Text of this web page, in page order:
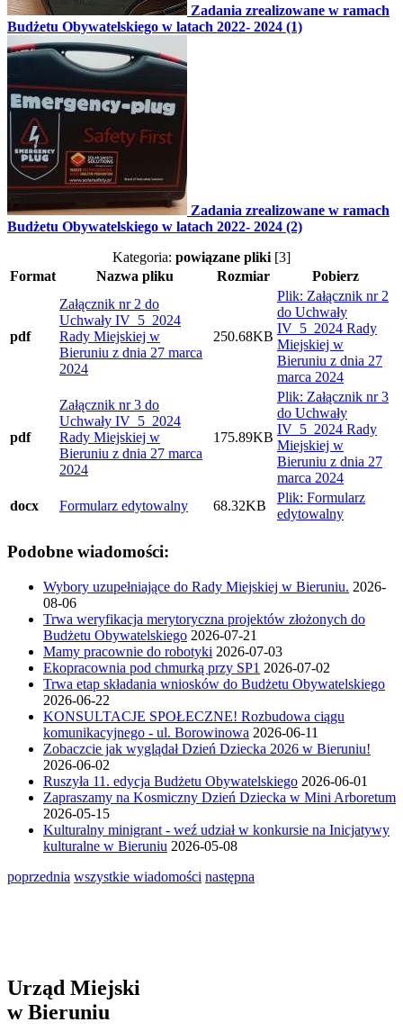
Zadania zrealizowane w ramach
Budżetu Obywatelskiego w latach 2022- 2024 (1)
Zadania zrealizowane w ramach
Budżetu Obywatelskiego w latach 2022- 2024 (2)
Kategoria: powiązane pliki [3]
Format
Nazwa pliku Rozmiar Pobierz
pdf
Załącznik nr 2 do
Uchwały IV_5_2024
Rady Miejskiej w
Bieruniu z dnia 27 marca
2024
250.68KB
Plik: Załącznik nr 2
do Uchwały
IV_5_2024 Rady
Miejskiej w
Bieruniu z dnia 27
marca 2024
pdf
Załącznik nr 3 do
Uchwały IV_5_2024
Rady Miejskiej w
Bieruniu z dnia 27 marca
2024
175.89KB
Plik: Załącznik nr 3
do Uchwały
IV_5_2024 Rady
Miejskiej w
Bieruniu z dnia 27
marca 2024
docx
Formularz edytowalny 68.32KB
Plik: Formularz
edytowalny
Podobne wiadomości:
Wybory uzupełniające do Rady Miejskiej w Bieruniu. 2026-
08-06
Trwa weryfikacja merytoryczna projektów złożonych do
Budżetu Obywatelskiego 2026-07-21
Mamy pracownie do robotyki 2026-07-03
Ekopracownia pod chmurką przy SP1 2026-07-02
Trwa etap składania wniosków do Budżetu Obywatelskiego
2026-06-22
KONSULTACJE SPOŁECZNE! Rozbudowa ciągu
komunikacyjnego - ul. Borowinowa 2026-06-11
Zobaczcie jak wyglądał Dzień Dziecka 2026 w Bieruniu!
2026-06-02
Ruszyła 11. edycja Budżetu Obywatelskiego 2026-06-01
Zapraszamy na Kosmiczny Dzień Dziecka w Mini Arboretum
2026-05-15
Kulturalny minigrant - weź udział w konkursie na Inicjatywy
kulturalne w Bieruniu 2026-05-08
poprzednia wszystkie wiadomości następna
Urząd Miejski
w Bieruniu